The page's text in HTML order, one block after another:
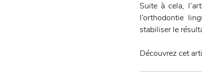
Suite à cela,
l’orthodontie
stabiliser le
Découvrez cet